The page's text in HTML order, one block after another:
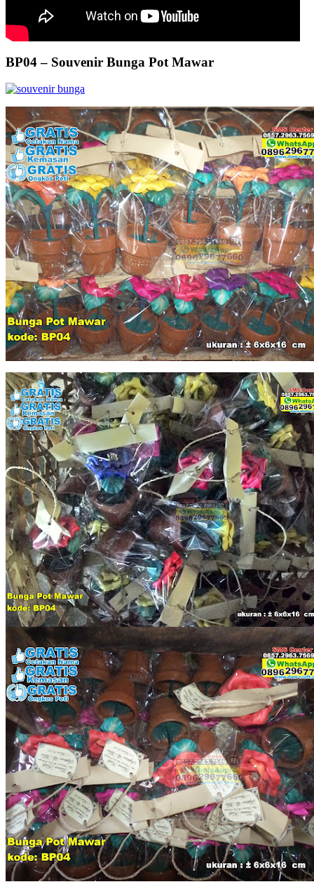
BP04 – Souvenir Bunga Pot Mawar